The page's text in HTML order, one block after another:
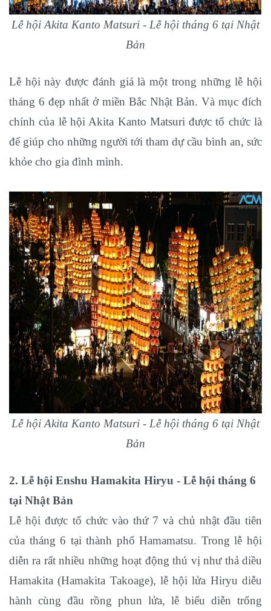
Lễ hội Akita Kanto Matsuri - Lễ hội tháng 6 tại Nhật
Bản
Lễ hội này được đánh giá là một trong những lễ hội
tháng 6 đẹp nhất ở miền Bắc Nhật Bản. Và mục đích
chính của lễ hội Akita Kanto Matsuri được tổ chức là
để giúp cho những người tới tham dự cầu bình an, sức
khỏe cho gia đình mình.
Lễ hội Akita Kanto Matsuri - Lễ hội tháng 6 tại Nhật
Bản
2. Lễ hội Enshu Hamakita Hiryu - Lễ hội tháng 6
tại Nhật Bản
Lễ hội được tổ chức vào thứ 7 và chủ nhật đầu tiên
của tháng 6 tại thành phố Hamamatsu. Trong lễ hội
diễn ra rất nhiều những hoạt động thú vị như thả diều
Hamakita (Hamakita Takoage), lễ hội lửa Hiryu diễu
hành cùng đầu rồng phun lửa, lễ biểu diễn trống